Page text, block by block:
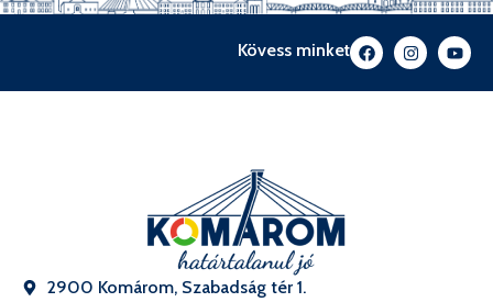
Kövess minket
2900 Komárom, Szabadság tér 1.